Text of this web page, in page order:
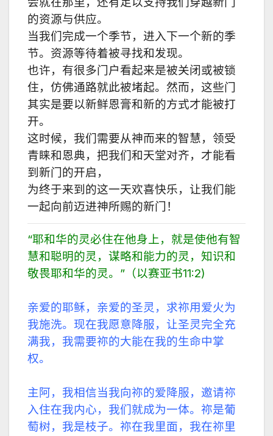
的资源与供应。
当我们完成一个季节，进入下一个新的季
节。资源等待着被寻找和发现。
也许，有很多门户看起来是被关闭或被锁
住，仿佛通路就此被堵起。然而，这些门
其实是要以新鲜恩膏和新的方式才能被打
开。
这时候，我们需要从神而来的智慧，领受
青睐和恩典，把我们和天堂对齐，才能看
到新门的开启，
为终于来到的这一天欢喜快乐，让我们能
一起向前迈进神所赐的新门！
“耶和华的灵必住在他身上，就是使他有智
慧和聪明的灵，谋略和能力的灵，知识和
敬畏耶和华的灵。”（以赛亚书11:2)
亲爱的耶稣，亲爱的圣灵，求祢用爱火为
我施洗。现在我愿意降服，让圣灵完全充
满我，我需要祢的大能在我的生命中掌
权。
主阿，我相信当我向祢的爱降服，邀请祢
入住在我内心，我们就成为一体。祢是葡
萄树，我是枝子。祢在我里面，我在祢里